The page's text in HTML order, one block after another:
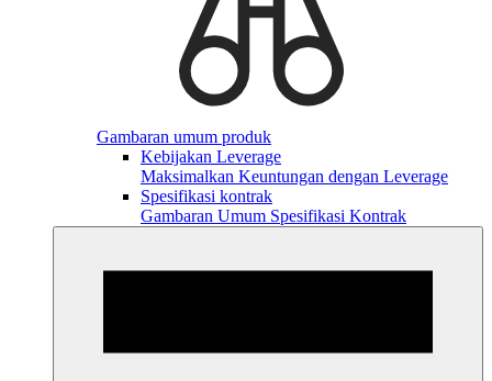
Gambaran umum produk
Kebijakan Leverage
Maksimalkan Keuntungan dengan Leverage
Spesifikasi kontrak
Gambaran Umum Spesifikasi Kontrak